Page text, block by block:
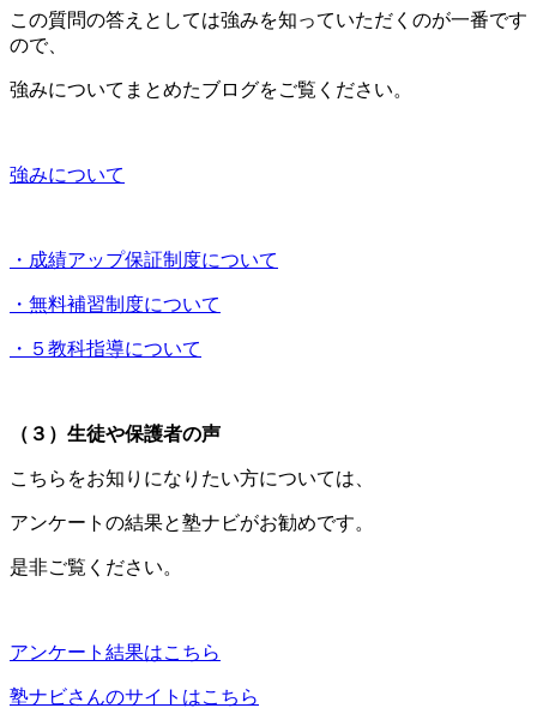
この質問の答えとしては強みを知っていただくのが一番です
ので、
強みについてまとめたブログをご覧ください。
強みについて
・成績アップ保証制度について
・無料補習制度について
・５教科指導について
（３）生徒や保護者の声
こちらをお知りになりたい方については、
アンケートの結果と塾ナビがお勧めです。
是非ご覧ください。
アンケート結果はこちら
塾ナビさんのサイトはこちら